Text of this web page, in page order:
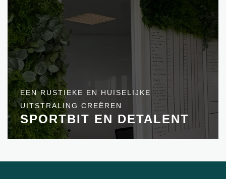
EEN RUSTIEKE EN HUISELIJKE
UITSTRALING CREËREN
SPORTBIT EN DETALENT